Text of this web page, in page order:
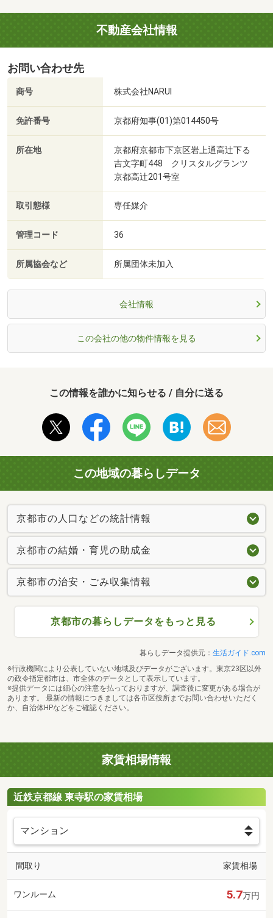
不動産会社情報
お問い合わせ先
商号 株式会社NARUI
免許番号 京都府知事(01)第014450号
所在地
京都府京都市下京区岩上通高辻下る
吉文字町448 クリスタルグランツ
京都高辻201号室
取引態様 専任媒介
管理コード 36
所属協会など 所属団体未加入
会社情報
この会社の他の物件情報を見る
この情報を誰かに知らせる / 自分に送る
この地域の暮らしデータ
京都市の人口などの統計情報
京都市の結婚・育児の助成金
京都市の治安・ごみ収集情報
京都市の暮らしデータをもっと見る
暮らしデータ提供元： 生活ガイド.com
※行政機関により公表していない地域及びデータがございます。東京23区以外
の政令指定都市は、市全体のデータとして表示しています。
※提供データには細心の注意を払っておりますが、調査後に変更がある場合が
あります。 最新の情報につきましては各市区役所までお問い合わせいただく
か、自治体HPなどをご確認ください。
家賃相場情報
近鉄京都線 東寺駅の家賃相場
間取り 家賃相場
ワンルーム 5.7万円